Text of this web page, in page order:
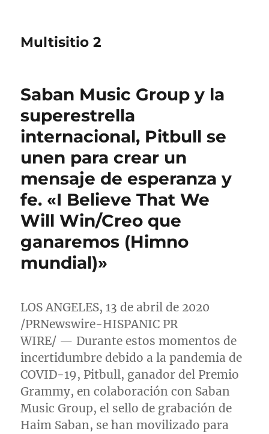
Multisitio 2
Saban Music Group y la
superestrella
internacional, Pitbull se
unen para crear un
mensaje de esperanza y
fe. «I Believe That We
Will Win/Creo que
ganaremos (Himno
mundial)»
LOS ANGELES, 13 de abril de 2020
/PRNewswire-HISPANIC PR
WIRE/ — Durante estos momentos de
incertidumbre debido a la pandemia de
COVID-19, Pitbull, ganador del Premio
Grammy, en colaboración con Saban
Music Group, el sello de grabación de
Haim Saban, se han movilizado para